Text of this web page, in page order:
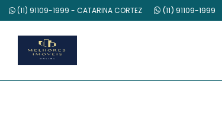
(11) 91109-1999 - CATARINA CORTEZ (11) 91109-1999